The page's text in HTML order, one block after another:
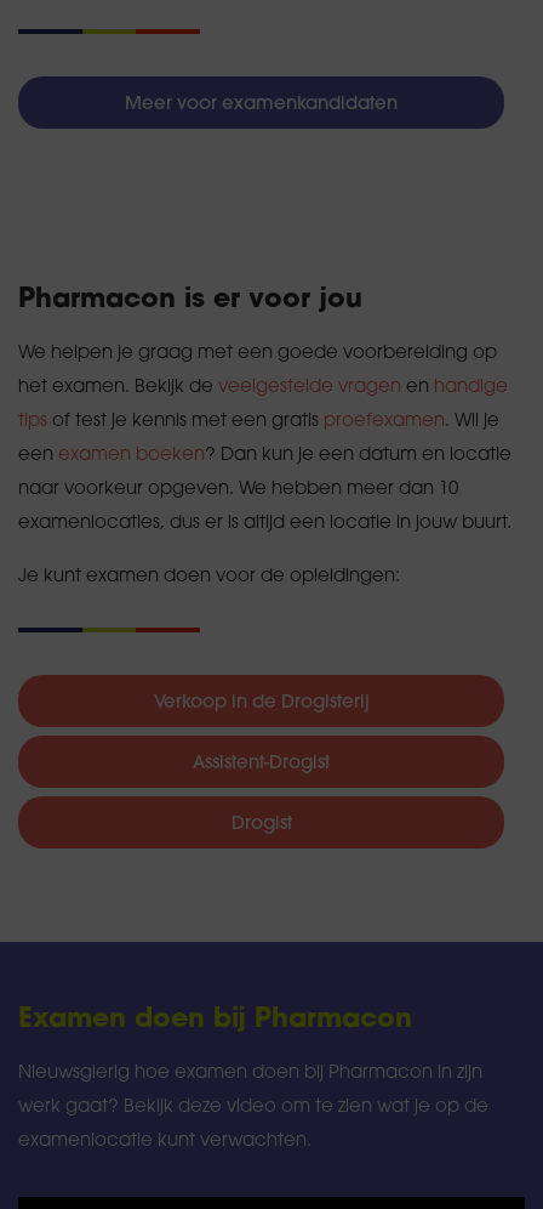
Meer voor examenkandidaten
Pharmacon is er voor jou
We helpen je graag met een goede voorbereiding op
het examen. Bekijk de veelgestelde vragen en handige
tips of test je kennis met een gratis proefexamen. Wil je
een examen boeken? Dan kun je een datum en locatie
naar voorkeur opgeven. We hebben meer dan 10
examenlocaties, dus er is altijd een locatie in jouw buurt.
Je kunt examen doen voor de opleidingen:
Verkoop in de Drogisterij
Assistent-Drogist
Drogist
Examen doen bij Pharmacon
Nieuwsgierig hoe examen doen bij Pharmacon in zijn
werk gaat? Bekijk deze video om te zien wat je op de
examenlocatie kunt verwachten.